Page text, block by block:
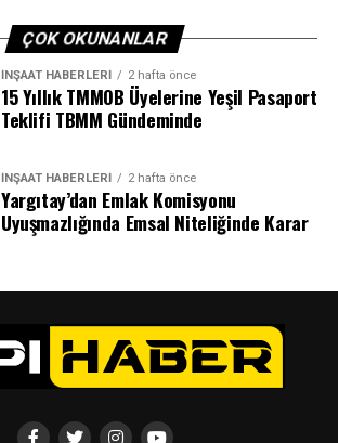
ÇOK OKUNANLAR
İNŞAAT HABERLERI 2 hafta önce
15 Yıllık TMMOB Üyelerine Yeşil Pasaport
Teklifi TBMM Gündeminde
İNŞAAT HABERLERI 2 hafta önce
Yargıtay’dan Emlak Komisyonu
Uyuşmazlığında Emsal Niteliğinde Karar